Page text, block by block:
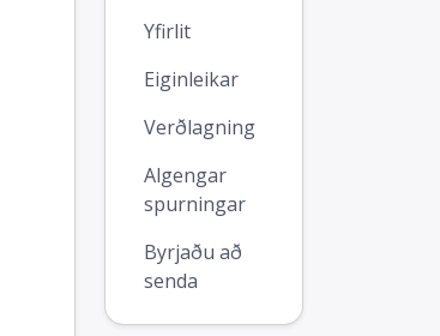
Yfirlit
Eiginleikar
Verðlagning
Algengar
spurningar
Byrjaðu að
senda